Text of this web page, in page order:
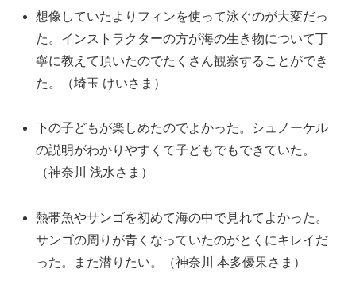
想像していたよりフィンを使って泳ぐのが大変だっ
た。インストラクターの方が海の生き物について丁
寧に教えて頂いたのでたくさん観察することができ
た。（埼玉 けいさま）
下の子どもが楽しめたのでよかった。シュノーケル
の説明がわかりやすくて子どもでもできていた。
（神奈川 浅水さま）
熱帯魚やサンゴを初めて海の中で見れてよかった。
サンゴの周りが青くなっていたのがとくにキレイだ
った。また潜りたい。（神奈川 本多優果さま）